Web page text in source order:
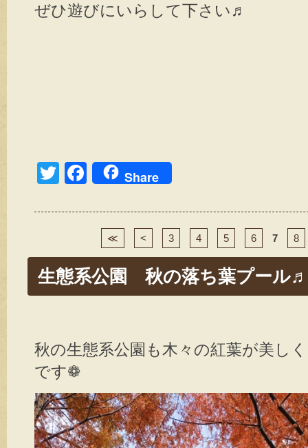
ぜひ遊びにいらして下さい♬
T
tt
F
c
b
o
Share
≪ < 3 4 5 6 7 8
生態系公園 秋の落ち葉プール♬
秋の生態系公園も木々の紅葉が美し
です❁